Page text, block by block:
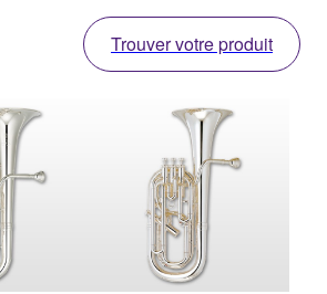
Trouver votre produit